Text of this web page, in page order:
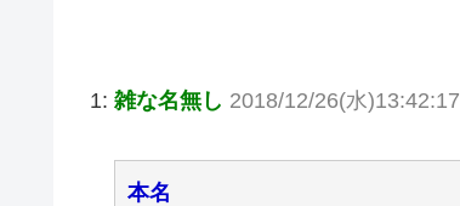
1: 雑な名無し 2018/12/26(水)13:42:17
本名